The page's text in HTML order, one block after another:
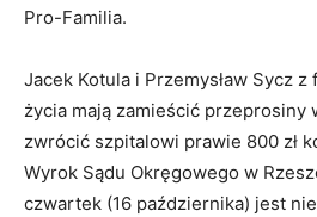
Pro-Familia.
Jacek Kotula i Przemysław Sycz
życia mają zamieścić przeprosiny
zwrócić szpitalowi prawie 800 zł
Wyrok Sądu Okręgowego w
czwartek (16 października) jest